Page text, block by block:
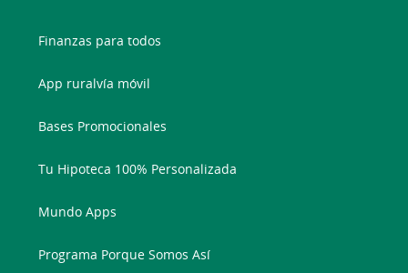
Finanzas para todos
App ruralvía móvil
Bases Promocionales
Tu Hipoteca 100% Personalizada
Mundo Apps
Programa Porque Somos Así